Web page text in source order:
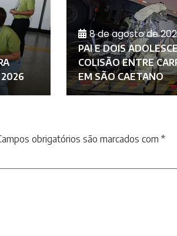
2026
8 de agosto de
PAI E DOIS
COLISÃO ENTRE
EM SÃO CAETANO
obrigatórios são marcados com *